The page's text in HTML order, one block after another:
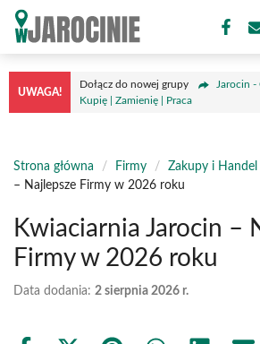
Przejdź
treści
UWAGA!
Dołącz do nowej grupy
Jarocin -
Kupię | Zamienię | Praca
Strona główna / Firmy / Zakupy i Handel
– Najlepsze Firmy w 2026 roku
Kwiaciarnia Jarocin –
Firmy w 2026 roku
Data dodania: 2 sierpnia 2026 r.